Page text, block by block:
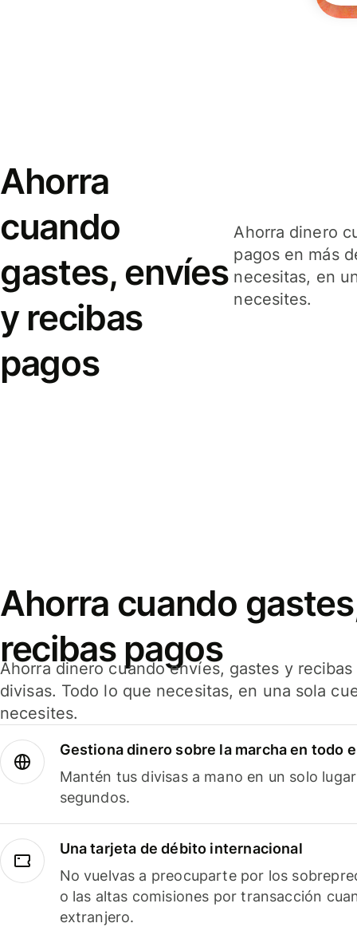
Ahorra
cuando
gastes, envíes
y recibas
pagos
Ahorra dinero
pagos en más
necesitas, en
necesites.
Ahorra cuando
recibas pagos
Ahorra dinero cuando envíes, gastes y
divisas. Todo lo que necesitas, en una sola
necesites.
Gestiona dinero sobre la marcha en todo
Mantén tus divisas a mano en un solo
segundos.
Una tarjeta de débito internacional
No vuelvas a preocuparte por los
o las altas comisiones por transacción
extranjero.